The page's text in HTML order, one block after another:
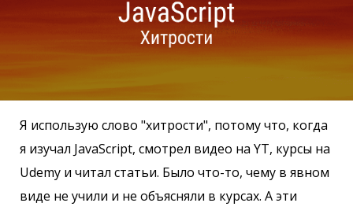
Я использую слово "хитрости", потому что, когда
я изучал JavaScript, смотрел видео на YT, курсы на
Udemy и читал статьи. Было что-то, чему в явном
виде не учили и не объясняли в курсах. А эти